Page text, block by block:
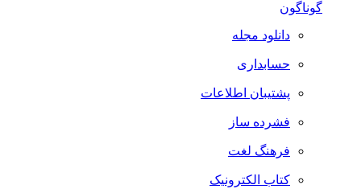
گوناگون
دانلود مجله
حسابداری
پشتیبان اطلاعات
فشرده ساز
فرهنگ لغت
کتاب الکترونیک